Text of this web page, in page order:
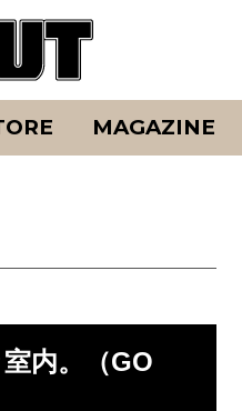
MAGAZINE
内。（GO